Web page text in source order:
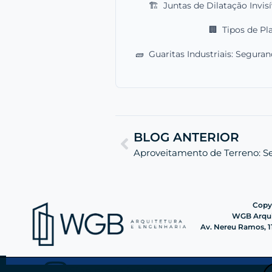
🏗️ Juntas de Dilatação
🏢 Tipos de
🧱 Guaritas Industriais:
BLOG ANTERIOR
WGB
Av. Nereu Ramos,